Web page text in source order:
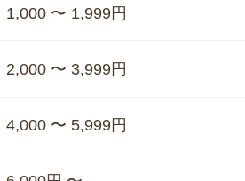
1,000 〜 1,999円
2,000 〜 3,999円
4,000 〜 5,999円